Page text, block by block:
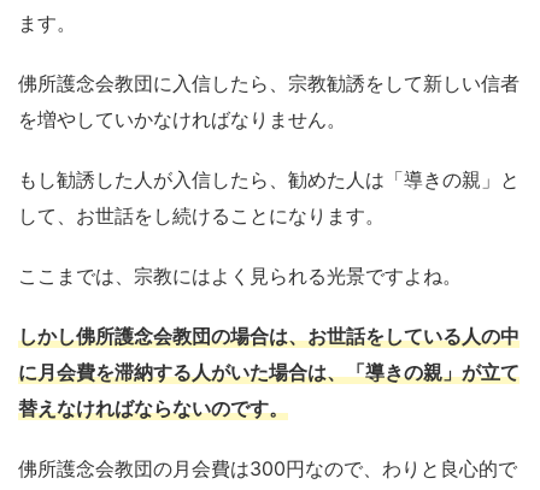
ます。
佛所護念会教団に入信したら、宗教勧誘をして新しい信者
を増やしていかなければなりません。
もし勧誘した人が入信したら、勧めた人は「導きの親」と
して、お世話をし続けることになります。
ここまでは、宗教にはよく見られる光景ですよね。
しかし佛所護念会教団の場合は、お世話をしている人の中
に月会費を滞納する人がいた場合は、「導きの親」が立て
替えなければならないのです。
佛所護念会教団の月会費は300円なので、わりと良心的で